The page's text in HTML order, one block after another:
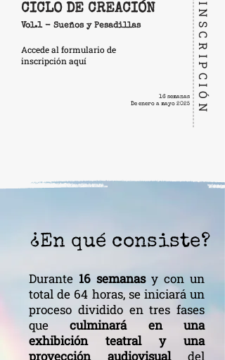
CICLO DE CREACIÓN
Vol.1 - Sueños y Pesadillas
Accede al formulario de
inscripción aquí
INSCRIPCIÓN
16 semanas
De enero a mayo 2025
¿En qué consiste?
Durante 16 semanasy con un
total de 64 horas, se iniciará un
proceso dividido en tres fases
queculminará en una
exhibición teatral y una
proyección audiovisualdel